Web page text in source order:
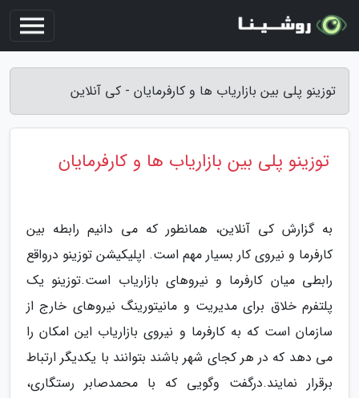
توزینو پلی بین بازاریاب ها و کارفرمایان - کی آنلاین
توزینو پلی بین بازاریاب ها و کارفرمایان
به گزارش کی آنلاین، همانطور که می دانیم رابطه بین
کارفرما و نیروی کار بسیار مهم است. اپلیکیشن توزینو درواقع
رابطی میان کارفرما و نیروهای بازاریاب است.توزینو یک
پلتفرم خلاق برای مدیریت و مانیتورینگ نیروهای خارج از
سازمان است که به کارفرما و نیروی بازاریاب این امکان را
می دهد که در هر کجای شهر باشند بتوانند با یکدیگر ارتباط
برقرار نمایند.درگفت وگویی که با محمدصابر رستگاری،